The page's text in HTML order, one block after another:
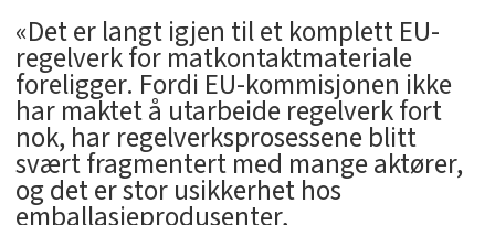
«Det er langt igjen til et komplett EU-
regelverk for matkontaktmateriale
foreligger. Fordi EU-kommisjonen ikke
har maktet å utarbeide regelverk fort
nok, har regelverksprosessene blitt
svært fragmentert med mange aktører,
og det er stor usikkerhet hos